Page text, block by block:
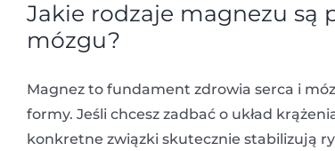
Jakie rodzaje magnezu są
mózgu?
Magnez to fundament zdrowia serca i
formy. Jeśli chcesz zadbać o układ
konkretne związki skutecznie stabilizują